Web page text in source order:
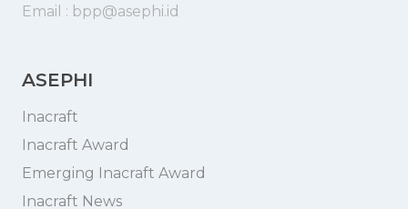
Email : bpp@asephi.id
ASEPHI
Inacraft
Inacraft Award
Emerging Inacraft Award
Inacraft News